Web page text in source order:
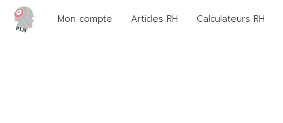
Mon compte Articles RH Calculateurs RH